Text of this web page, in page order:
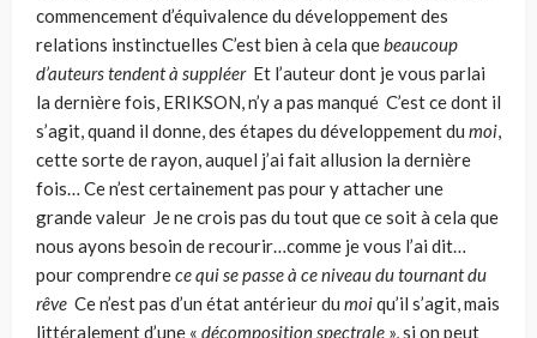
commencement d’équivalence du dévelop­pement des
relations instinctuelles C’est bien à cela quebeaucoup
d’auteurs tendent à suppléerEt l’auteur dont je vous parlai
la dernière fois, ERIKSON, n’y a pas manqué C’est ce dont il
s’agit, quand il donne, des étapes du développement du moi,
cette sorte de rayon, auquel j’ai fait allusion la dernière
fois… Ce n’est certainement pas pour y atta­cher une
grande valeur Je ne crois pas du tout que ce soit à cela que
nous ayons besoin de recourir…comme je vous l’ai dit…
pour comprendrece qui se passe à ce niveau du tournant du
rêve Ce n’est pas d’un état antérieur du moiqu’il s’agit, mais
littéralement d’une « décomposition spectrale », si on peut